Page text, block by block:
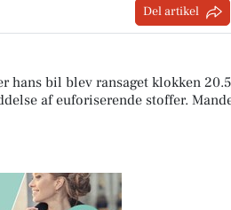
Del artikel
hans bil blev ransaget klokken
af euforiserende stoffer.